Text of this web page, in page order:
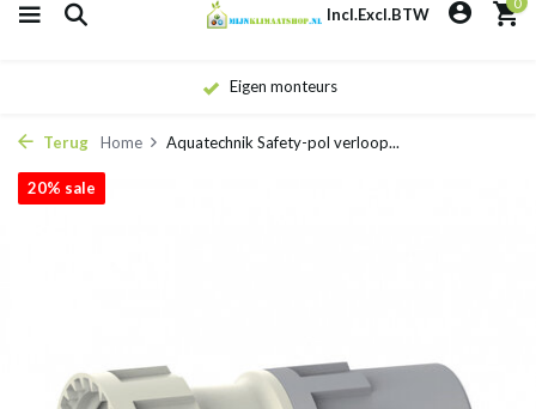
Incl.Excl.BTW
Eigen monteurs
Terug Home Aquatechnik Safety-pol verloop...
20% sale